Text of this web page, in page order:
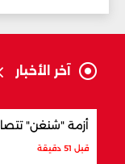
آخر الأخبار
أزمة "شنغن"
قبل 51 دقيقة